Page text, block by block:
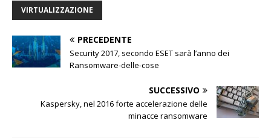
VIRTUALIZZAZIONE
PRECEDENTE
Security 2017, secondo ESET sarà l’anno dei
Ransomware-delle-cose
SUCCESSIVO
Kaspersky, nel 2016 forte accelerazione delle
minacce ransomware